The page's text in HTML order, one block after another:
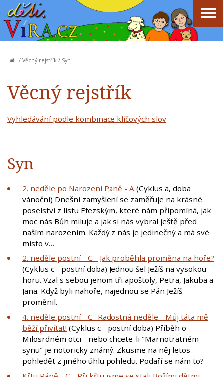
/ Věcný rejstřík / Syn
Věcný rejstřík
Vyhledávání podle kombinace klíčových slov
Syn
2. neděle po Narození Páně - A (Cyklus a, doba
vánoční) Dnešní zamyšlení se zaměřuje na krásné
poselství z listu Efezským, které nám připomíná, jak
moc nás Bůh miluje a jak si nás vybral ještě před
naším narozením. Každý z nás je jedinečný a má své
místo v…
2. neděle postní - C - Jak proběhla proměna na hoře?
(Cyklus c - postní doba) Jednou šel Ježíš na vysokou
horu. Vzal s sebou jenom tři apoštoly, Petra, Jakuba a
Jana. Když byli nahoře, najednou se Pán Ježíš
proměnil.
4. neděle postní - C- Radostná neděle - Můj táta mě
běží přivítat! (Cyklus c - postní doba) Příběh o
Milosrdném otci - nebo chcete-li "Marnotratném
synu" je notoricky známý. Zkusme na něj letos
pohledět z jiného úhlu pohledu. Podaří se nám to?